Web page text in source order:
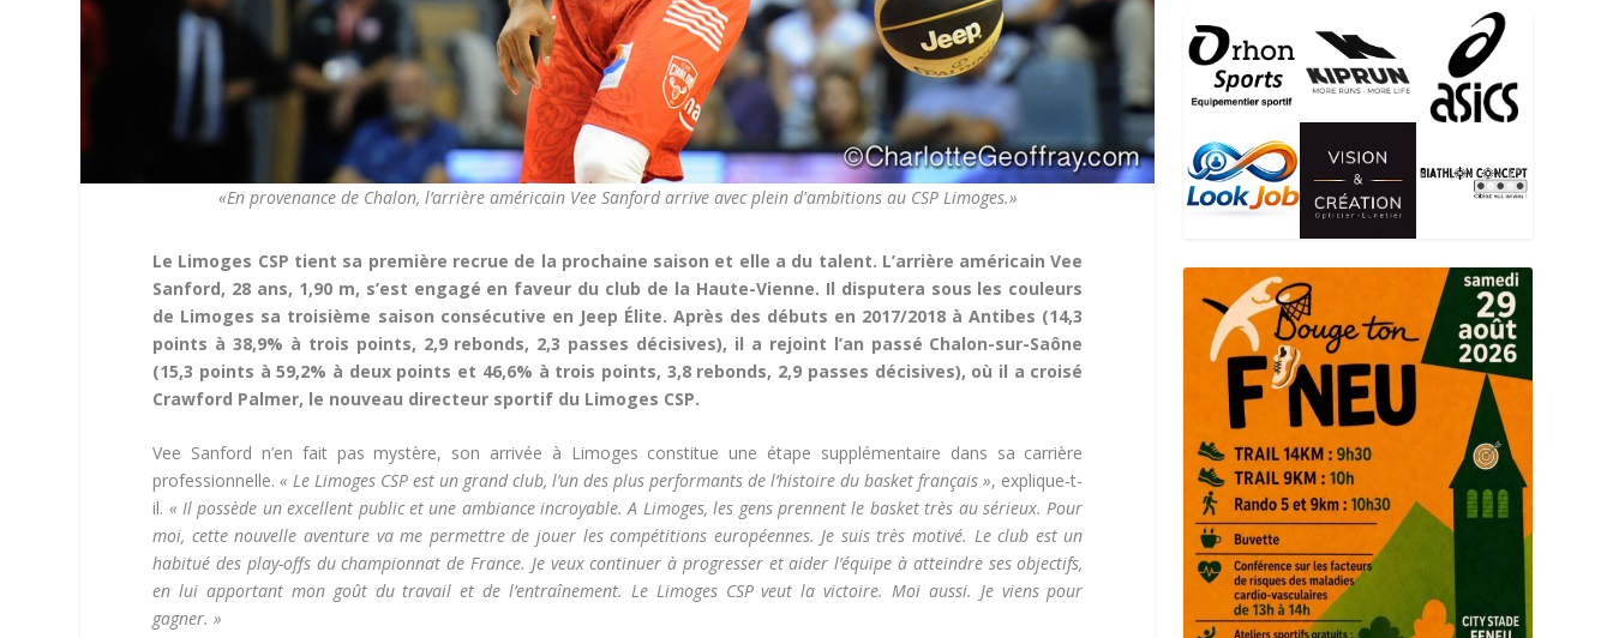
«En provenance de Chalon, l’arrière américain Vee Sanford arrive avec plein d'ambitions au CSP Limoges.»
Le Limoges CSP tient sa première recrue de la prochaine saison et elle a du talent. L’arrière américain Vee
Sanford, 28 ans, 1,90 m, s’est engagé en faveur du club de la Haute-Vienne. Il disputera sous les couleurs
de Limoges sa troisième saison consécutive en Jeep Élite. Après des débuts en 2017/2018 à Antibes (14,3
points à 38,9% à trois points, 2,9 rebonds, 2,3 passes décisives), il a rejoint l’an passé Chalon-sur-Saône
(15,3 points à 59,2% à deux points et 46,6% à trois points, 3,8 rebonds, 2,9 passes décisives), où il a croisé
Crawford Palmer, le nouveau directeur sportif du Limoges CSP.
Vee Sanford n’en fait pas mystère, son arrivée à Limoges constitue une étape supplémentaire dans sa carrière
professionnelle.« Le Limoges CSP est un grand club, l’un des plus performants de l’histoire du basket français », explique-t-
il. « Il possède un excellent public et une ambiance incroyable. A Limoges, les gens prennent le basket très au sérieux. Pour
moi, cette nouvelle aventure va me permettre de jouer les compétitions européennes. Je suis très motivé. Le club est un
habitué des play-offs du championnat de France. Je veux continuer à progresser et aider l’équipe à atteindre ses objectifs,
en lui apportant mon goût du travail et de l’entraînement. Le Limoges CSP veut la victoire. Moi aussi. Je viens pour
gagner. »